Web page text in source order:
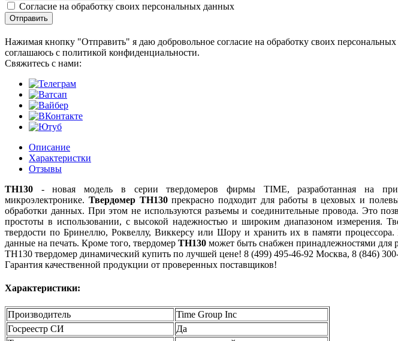
Согласие на обработку своих персональных данных
Отправить
Нажимая кнопку "Отправить" я даю добровольное согласие на обработку своих
соглашаюсь с политикой конфиденциальности.
Cвяжитесь с нами:
Описание
Характеристки
Отзывы
TH130 - новая модель в серии твердомеров фирмы TIME, разработанная на
микроэлектронике. Твердомер TH130прекрасно подходит для работы в цеховых и
обработки данных. При этом не используются разъемы и соединительные провода. Это
простоты в использовании, с высокой надежностью и широким диапазоном измерения.
твердости по Бринеллю, Роквеллу, Виккерсу или Шору и хранить их в памяти
данные на печать. Кроме того, твердомер TH130 может быть снабжен принадлежностями для
TH130 твердомер динамический купить по лучшей цене! 8 (499) 495-46-92 Москва, 8 (846)
Гарантия качественной продукции от проверенных поставщиков!
Характеристики:
Производитель
Time Group Inc
Госреестр СИ
Да